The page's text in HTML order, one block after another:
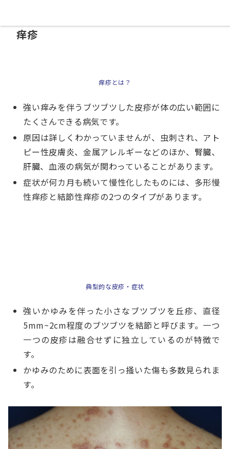
痒疹
痒疹とは？
強い痒みを伴うブツブツした皮疹が体の広い範囲に
たくさんできる病気です。
原因は詳しくわかっていませんが、虫刺され、アト
ピー性皮膚炎、金属アレルギーなどのほか、腎臓、
肝臓、血液の病気が関わっていることがあります。
症状が何カ月も続いて慢性化したものには、多形慢
性痒疹と結節性痒疹の2つのタイプがあります。
典型的な皮疹・症状
強いかゆみを伴った小さなブツブツを丘疹、直径
5mm~2cm程度のブツブツを結節と呼びます。一つ
一つの皮疹は融合せずに独立しているのが特徴で
す。
かゆみのために表面を引っ掻いた傷も多数見られま
す。